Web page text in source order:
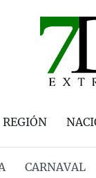
REGIÓN
CARNAVAL